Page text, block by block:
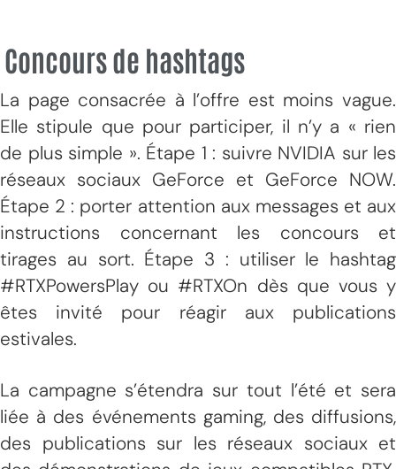
Concours de hashtags
La page consacrée à l’offre est moins vague.
Elle stipule que pour participer, il n’y a « rien
de plus simple ». Étape 1 : suivre NVIDIA sur les
réseaux sociaux GeForce et GeForce NOW.
Étape 2 : porter attention aux messages et aux
instructions concernant les concours et
tirages au sort. Étape 3 : utiliser le hashtag
#RTXPowersPlay ou #RTXOn dès que vous y
êtes invité pour réagir aux publications
estivales.
La campagne s’étendra sur tout l’été et sera
liée à des événements gaming, des diffusions,
des publications sur les réseaux sociaux et